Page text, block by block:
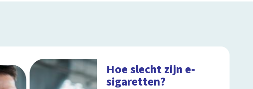
Hoe slecht zijn e-
sigaretten?